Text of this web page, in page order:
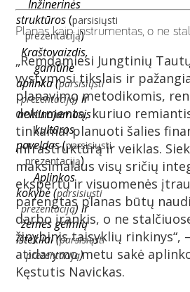
Inžinerinės
struktūros(parsisiųsti
prezentaciją)
Kraštovaizdis,
gamtinė
aplinka(parsisiųsti
prezentaciją) ir
nekilnojamasis
kultūros
paveldas(parsisiųsti
prezentaciją)
Aplinkos
kokybė(parsisiųsti
prezentaciją) ir
žemės gelmių
ištekliai(parsisiųsti
prezentaciją)
Planas kaip instrumentas, o ne
„Remdamiesi Jungtinių
vystymosi tikslais ir
planavimo metodikomis,
dokumentą, kuriuo
tinkamai planuoti šalies
infrastruktūrą ir veiklas.
maksimalaus visų sričių
ekspertų ir visuomenės
parengtas planas būtų
darbo įrankis, o ne
žinybinis taisyklių rinkinys“,
atidarymo metu sakė
Kęstutis Navickas.